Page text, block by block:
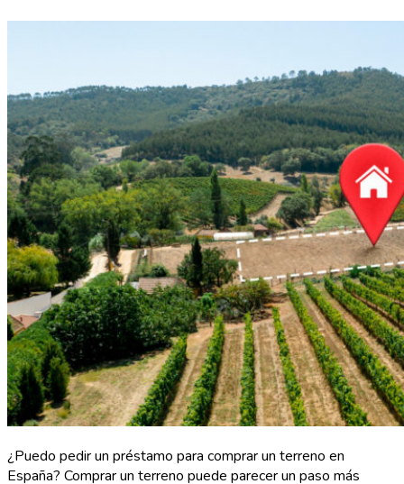
¿Puedo pedir un préstamo para comprar un terreno en
España? Comprar un terreno puede parecer un paso más